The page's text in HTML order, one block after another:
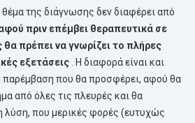
θέμα της διάγνωσης δεν διαφέρει από
πριν επέμβει θεραπευτικά σε
θα πρέπει να γνωρίζει το πλήρες
εξετάσεις . Η διαφορά είναι και
παρέμβαση που θα προσφέρει, αφού θα
από όλες τις πλευρές και θα
λύση, που μερικές φορές (ευτυχώς